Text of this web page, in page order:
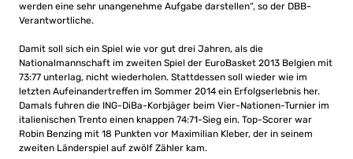
werden eine sehr unangenehme Aufgabe darstellen“, so der DBB-
Verantwortliche.
Damit soll sich ein Spiel wie vor gut drei Jahren, als die
Nationalmannschaft im zweiten Spiel der EuroBasket 2013 Belgien mit
73:77 unterlag, nicht wiederholen. Stattdessen soll wieder wie im
letzten Aufeinandertreffen im Sommer 2014 ein Erfolgserlebnis her.
Damals fuhren die ING-DiBa-Korbjäger beim Vier-Nationen-Turnier im
italienischen Trento einen knappen 74:71-Sieg ein. Top-Scorer war
Robin Benzing mit 18 Punkten vor Maximilian Kleber, der in seinem
zweiten Länderspiel auf zwölf Zähler kam.